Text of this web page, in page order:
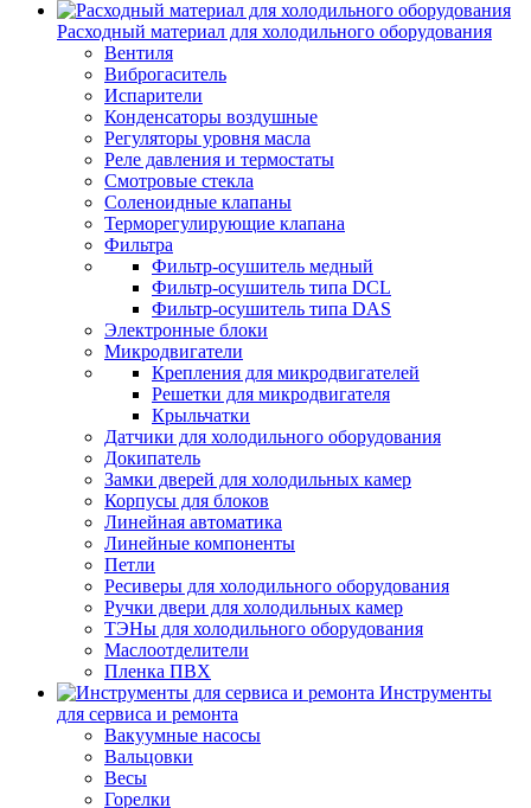
Расходный материал для холодильного оборудования
Вентиля
Виброгаситель
Испарители
Конденсаторы воздушные
Регуляторы уровня масла
Реле давления и термостаты
Смотровые стекла
Соленоидные клапаны
Терморегулирующие клапана
Фильтра
Фильтр-осушитель медный
Фильтр-осушитель типа DCL
Фильтр-осушитель типа DAS
Электронные блоки
Микродвигатели
Крепления для микродвигателей
Решетки для микродвигателя
Крыльчатки
Датчики для холодильного оборудования
Докипатель
Замки дверей для холодильных камер
Корпусы для блоков
Линейная автоматика
Линейные компоненты
Петли
Ресиверы для холодильного оборудования
Ручки двери для холодильных камер
ТЭНы для холодильного оборудования
Маслоотделители
Пленка ПВХ
Инструменты
для сервиса и ремонта
Вакуумные насосы
Вальцовки
Весы
Горелки